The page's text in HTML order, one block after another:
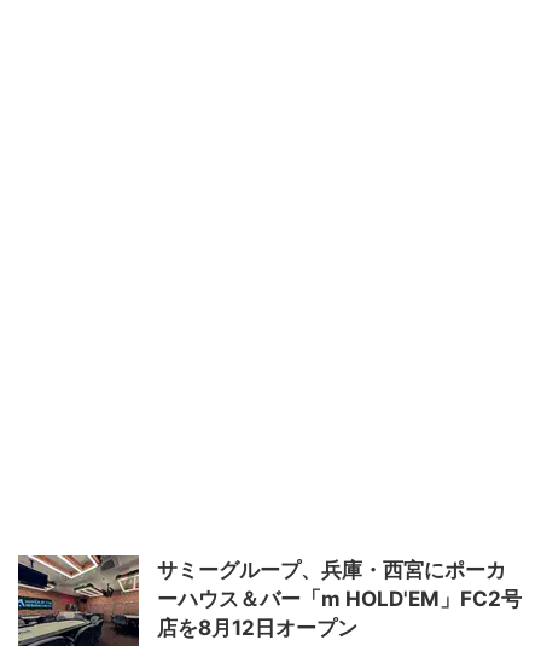
サミーグループ、兵庫・西宮にポーカ
ーハウス＆バー「m HOLD'EM」FC2号
店を8月12日オープン